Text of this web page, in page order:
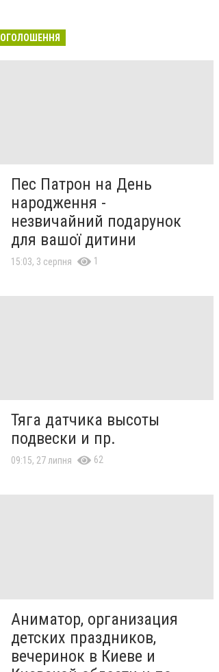
ОГОЛОШЕННЯ
Пес Патрон на День
народження -
незвичайний подарунок
для вашої дитини
15:03, 3 серпня 1
Тяга датчика высоты
подвески и пр.
09:15, 27 липня 62
Аниматор, организация
детских праздников,
вечеринок в Киеве и